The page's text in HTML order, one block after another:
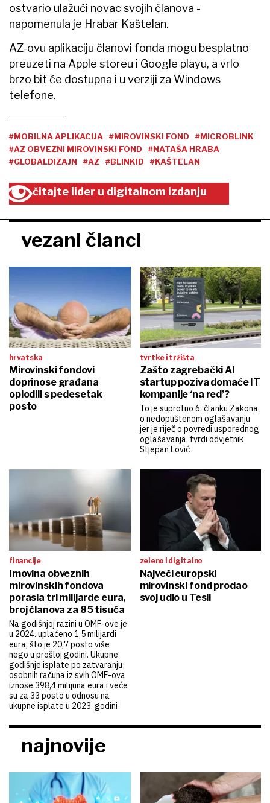
ostvario ulažući novac svojih članova -
napomenula je Hrabar Kaštelan.
AZ-ovu aplikaciju članovi fonda mogu besplatno
preuzeti na Apple storeu i Google playu, a vrlo
brzo bit će dostupna i u verziji za Windows
telefone.
#MOBILNA APLIKACIJA #MIROVINSKI FOND
#MICROBLINK
#AZ OBVEZNI MIROVINSKI FOND
#NATAŠA HRABA
#GLOBALDIZAJN
#AZ #BLINKID #KAŠTELAN
čitajte lider u digitalnom izdanju
vezani članci
hrvatska
Mirovinski fondovi
doprinose građana
oplodili s pedesetak
posto
tvrtke i tržišta
Zašto zagrebački AI
startup poziva domaće IT
kompanije ‘na red’?
To je suprotno 6. članku Zakona
o nedopuštenom oglašavanju
jer je riječ o povredi usporednog
oglašavanja, tvrdi odvjetnik
Stjepan Lović
financije
Imovina obveznih
mirovinskih fondova
porasla tri milijarde eura,
broj članova za 85 tisuća
Na godišnjoj razini u OMF-ove je
u 2024. uplaćeno 1,5 milijardi
eura, što je 20,7 posto više
nego u prošloj godini. Ukupne
godišnje isplate po zatvaranju
osobnih računa iz svih OMF-ova
iznose 398,4 milijuna eura i veće
su za 33 posto u odnosu na
ukupne isplate u 2023. godini
zeleno i digitalno
Najveći europski
mirovinski fond prodao
svoj udio u Tesli
najnovije